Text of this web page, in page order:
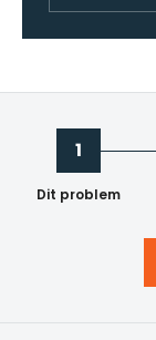
1
Dit problem